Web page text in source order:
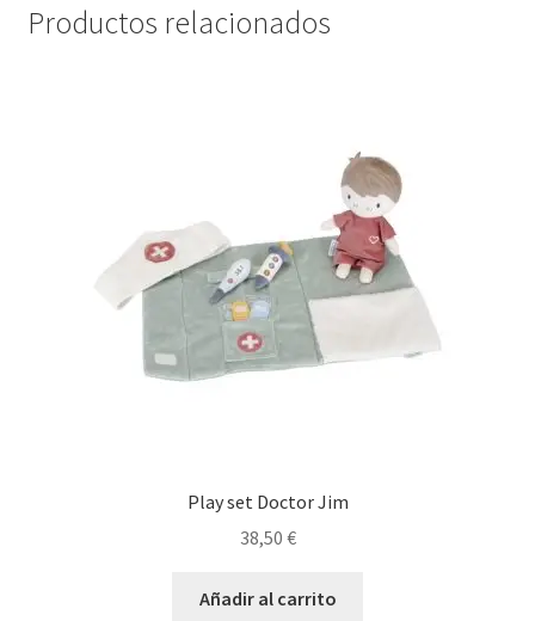
Productos relacionados
Play set Doctor Jim
38,50 €
Añadir al carrito